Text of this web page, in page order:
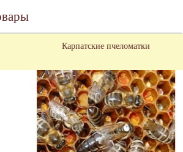
Карпатские пчеломатки